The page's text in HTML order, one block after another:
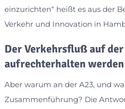
einzurichten“ heißt es aus der
Verkehr und Innovation in
Der Verkehrsfluß auf
aufrechterhalten werden
Aber warum an der A23, und
Zusammenführung? Die